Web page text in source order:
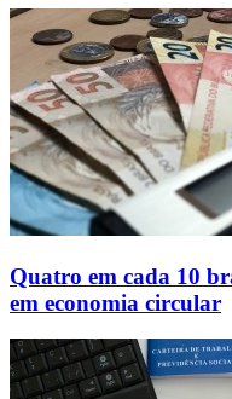
Quatro em cada 10
em economia circular